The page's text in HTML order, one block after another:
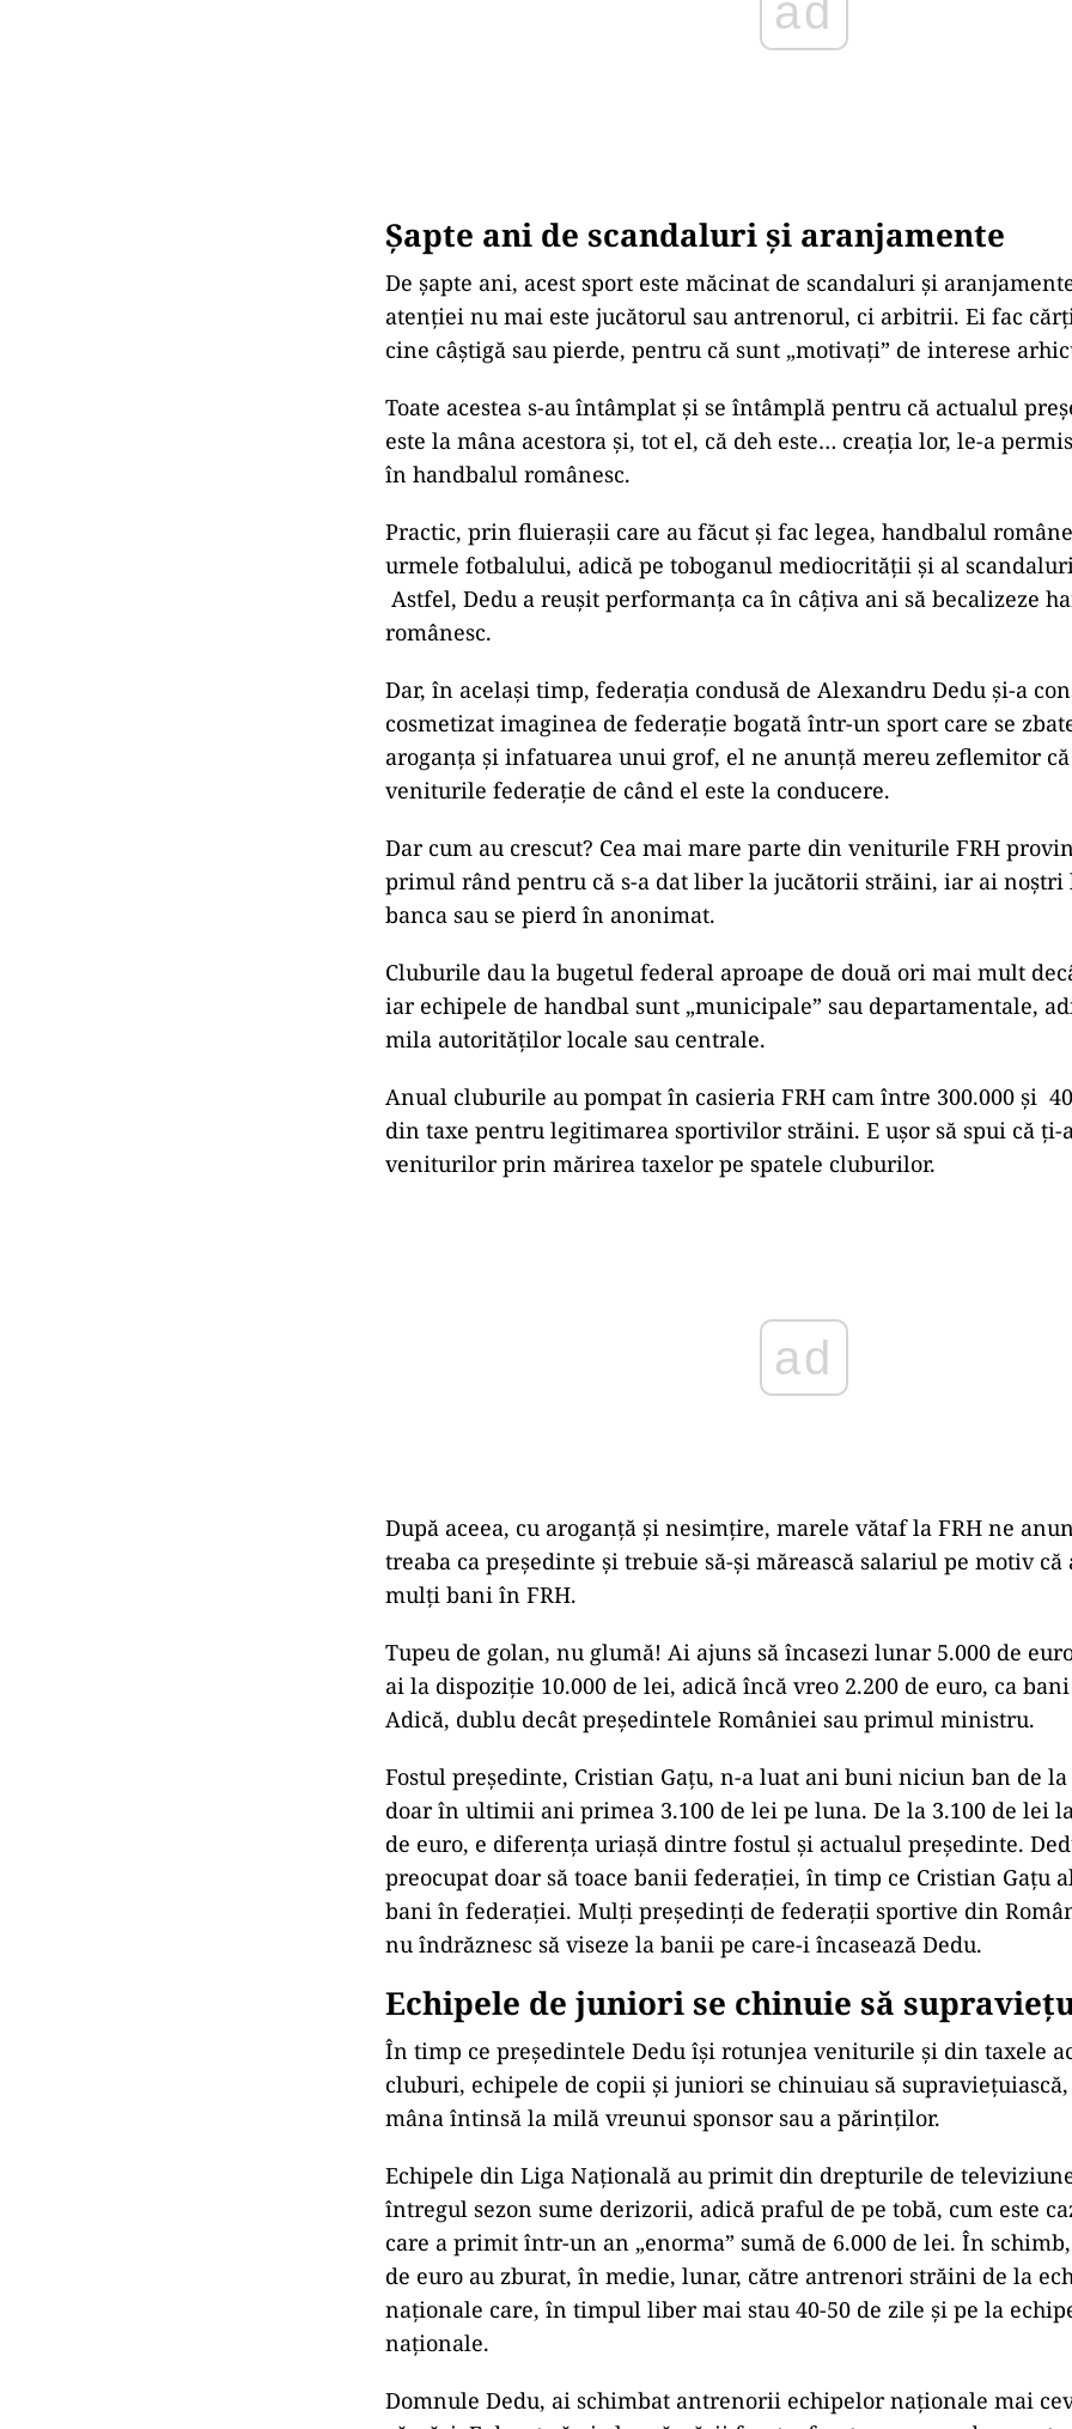
Șapte ani de scandaluri și aranjamente
De șapte ani, acest sport este măcinat de scandaluri și
atenției nu mai este jucătorul sau antrenorul, ci arbitrii. Ei fac
cine câștigă sau pierde, pentru că sunt „motivați” de interese
Toate acestea s-au întâmplat și se întâmplă pentru că actualul
este la mâna acestora și, tot el, că deh este… creația lor, le-a
în handbalul românesc.
Practic, prin fluierașii care au făcut și fac legea, handbalul
urmele fotbalului, adică pe toboganul mediocrității și al
Astfel, Dedu a reușit performanța ca în câțiva ani să becalizeze
românesc.
Dar, în același timp, federaţia condusă de Alexandru Dedu şi-a
cosmetizat imaginea de federaţie bogată într-un sport care se
aroganța și infatuarea unui grof, el ne anunță mereu zeflemitor
veniturile federație de când el este la conducere.
Dar cum au crescut? Cea mai mare parte din veniturile FRH
primul rând pentru că s-a dat liber la jucătorii străini, iar ai noștri
banca sau se pierd în anonimat.
Cluburile dau la bugetul federal aproape de două ori mai mult
iar echipele de handbal sunt „municipale” sau departamentale,
mila autorităţilor locale sau centrale.
Anual cluburile au pompat în casieria FRH cam între 300.000 și
din taxe pentru legitimarea sportivilor străini. E ușor să spui că ți-
veniturilor prin mărirea taxelor pe spatele cluburilor.
ad
După aceea, cu aroganță și nesimțire, marele vătaf la FRH ne
treaba ca președinte şi trebuie să-și mărească salariul pe motiv că
mulţi bani în FRH.
Tupeu de golan, nu glumă! Ai ajuns să încasezi lunar 5.000 de
ai la dispoziție 10.000 de lei, adică încă vreo 2.200 de euro, ca
Adică, dublu decât președintele României sau primul ministru.
Fostul președinte, Cristian Gațu, n-a luat ani buni niciun ban de
doar în ultimii ani primea 3.100 de lei pe luna. De la 3.100 de lei
de euro, e diferența uriașă dintre fostul și actualul președinte.
preocupat doar să toace banii federației, în timp ce Cristian Gațu
bani în federației. Mulți președinți de federații sportive din
nu îndrăznesc să viseze la banii pe care-i încasează Dedu.
Echipele de juniori se chinuie să
În timp ce președintele Dedu își rotunjea veniturile și din taxele
cluburi, echipele de copii și juniori se chinuiau să
mâna întinsă la milă vreunui sponsor sau a părinților.
Echipele din Liga Națională au primit din drepturile de
întregul sezon sume derizorii, adică praful de pe tobă, cum este
care a primit într-un an „enorma” sumă de 6.000 de lei. În schimb,
de euro au zburat, în medie, lunar, către antrenori străini de la
naționale care, în timpul liber mai stau 40-50 de zile și pe la
naționale.
Domnule Dedu, ai schimbat antrenorii echipelor naționale mai